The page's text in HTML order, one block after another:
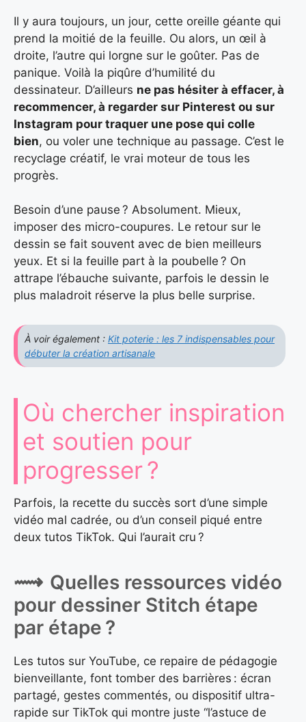
Il y aura toujours, un jour, cette oreille géante qui
prend la moitié de la feuille. Ou alors, un œil à
droite, l’autre qui lorgne sur le goûter. Pas de
panique. Voilà la piqûre d’humilité du
dessinateur. D’ailleurs ne pas hésiter à effacer, à
recommencer, à regarder sur Pinterest ou sur
Instagram pour traquer une pose qui colle
bien, ou voler une technique au passage. C’est le
recyclage créatif, le vrai moteur de tous les
progrès.
Besoin d’une pause ? Absolument. Mieux,
imposer des micro-coupures. Le retour sur le
dessin se fait souvent avec de bien meilleurs
yeux. Et si la feuille part à la poubelle ? On
attrape l’ébauche suivante, parfois le dessin le
plus maladroit réserve la plus belle surprise.
À voir également : Kit poterie : les 7 indispensables pour
débuter la création artisanale
Où chercher inspiration
et soutien pour
progresser ?
Parfois, la recette du succès sort d’une simple
vidéo mal cadrée, ou d’un conseil piqué entre
deux tutos TikTok. Qui l’aurait cru ?
Quelles ressources vidéo
pour dessiner Stitch étape
par étape ?
Les tutos sur YouTube, ce repaire de pédagogie
bienveillante, font tomber des barrières : écran
partagé, gestes commentés, ou dispositif ultra-
rapide sur TikTok qui montre juste “l’astuce de